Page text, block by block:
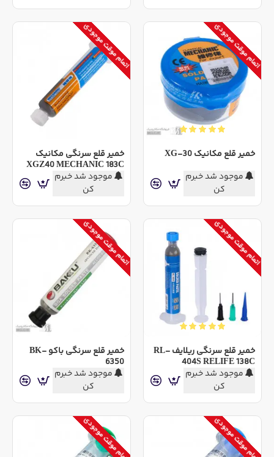
اتمام موقت موجودی
خمیر قلع مکانیک XG-30
موجود شد خبرم
کن
اتمام موقت موجودی
خمیر قلع سرنگی مکانیک
XGZ40 MECHANIC 183C
موجود شد خبرم
کن
اتمام موقت موجودی
خمیر قلع سرنگی ریلایف RL-
404S RELIFE 138C
موجود شد خبرم
کن
اتمام موقت موجودی
خمیر قلع سرنگی باکو BK-
6350
موجود شد خبرم
کن
اتمام موقت موجودی اتمام موقت موجودی